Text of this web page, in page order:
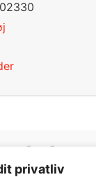
privatliv
0,0